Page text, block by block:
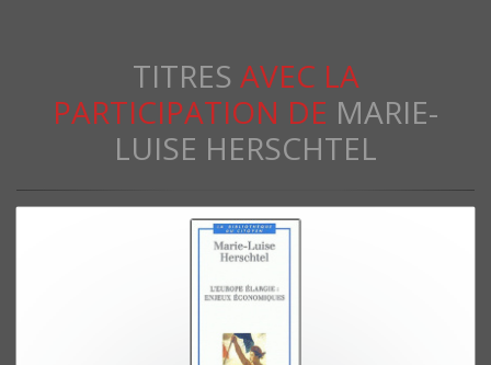
TITRES AVEC LA
PARTICIPATION DE MARIE-
LUISE HERSCHTEL